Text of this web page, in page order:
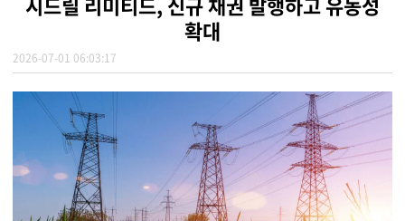
확대
2026-07-01 06:03:17